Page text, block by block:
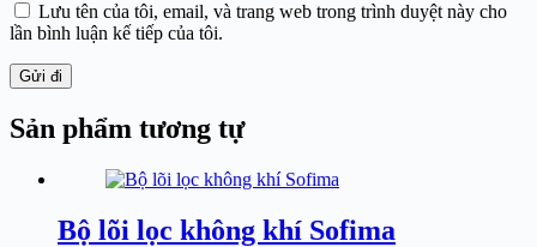
Lưu tên của tôi, email, và trang web trong trình duyệt này cho
lần bình luận kế tiếp của tôi.
Gửi đi
Sản phẩm tương tự
Bộ lõi lọc không khí Sofima